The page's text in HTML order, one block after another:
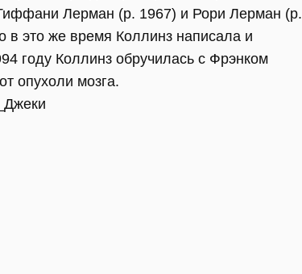
Лерман (р. 1967) и Рори Лерман (р.
в это же время Коллинз написала и
году Коллинз обручилась с Фрэнком
опухоли мозга.